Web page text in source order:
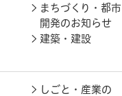
まちづくり・都市
開発のお知らせ
建築・建設
しごと・産業の